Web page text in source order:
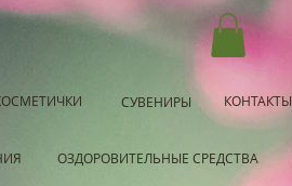
СУВЕНИРЫ КОНТАКТЫ
ОЗДОРОВИТЕЛЬНЫЕ СРЕДСТВА